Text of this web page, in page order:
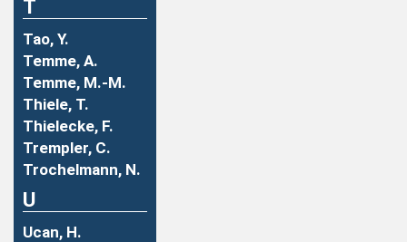
T
Tao, Y.
Temme, A.
Temme, M.-M.
Thiele, T.
Thielecke, F.
Trempler, C.
Trochelmann, N.
U
Ucan, H.